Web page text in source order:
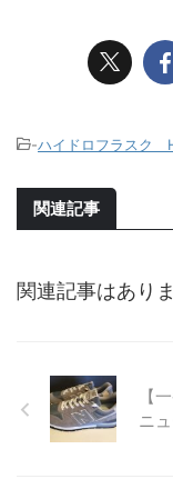
-ハイドロフラスク
関連記事
関連記事はあり
【
ニ